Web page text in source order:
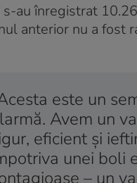
s-au înregistrat
anterior nu a fost
este un
Avem un
eficient şi
unei boli
– un